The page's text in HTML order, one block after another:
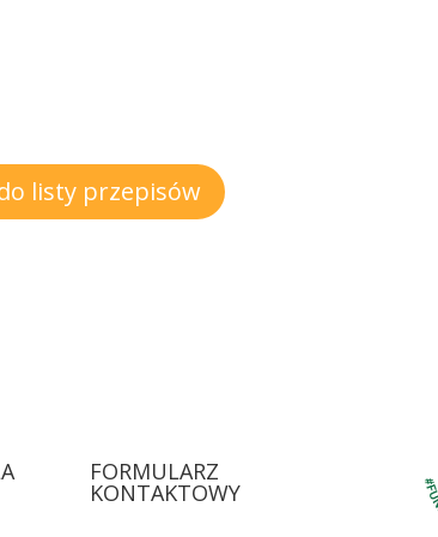
listy przepisów
FORMULARZ
KONTAKTOWY